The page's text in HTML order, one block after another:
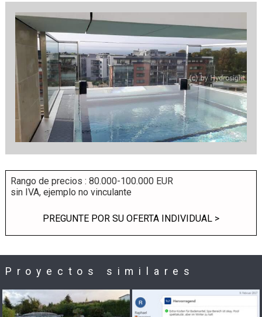
Rango de precios : 80.000-100.000 EUR
sin IVA, ejemplo no vinculante
PREGUNTE POR SU OFERTA INDIVIDUAL >
Proyectos similares